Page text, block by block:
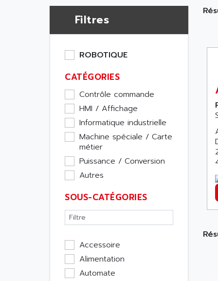
Filtres
ROBOTIQUE
CATÉGORIES
Contrôle commande
HMI / Affichage
Informatique industrielle
Machine spéciale / Carte
métier
Puissance / Conversion
Autres
SOUS-CATÉGORIES
Accessoire
Alimentation
Automate